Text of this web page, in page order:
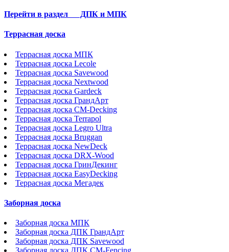
Перейти в раздел ДПК и МПК
Террасная доска
Террасная доска МПК
Террасная доска Lecole
Террасная доска Savewood
Террасная доска Nextwood
Террасная доска Gardeck
Террасная доска ГрандАрт
Террасная доска CM-Decking
Террасная доска Terrapol
Террасная доска Legro Ultra
Террасная доска Bruggan
Террасная доска NewDeck
Террасная доска DRX-Wood
Террасная доска ГринДекинг
Террасная доска EasyDecking
Террасная доска Мегадек
Заборная доска
Заборная доска МПК
Заборная доска ДПК ГрандАрт
Заборная доска ДПК Savewood